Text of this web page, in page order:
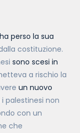
ha perso la sua
costituzione.
sono scesi in
a rischio la
un nuovo
palestinesi non
con un
che